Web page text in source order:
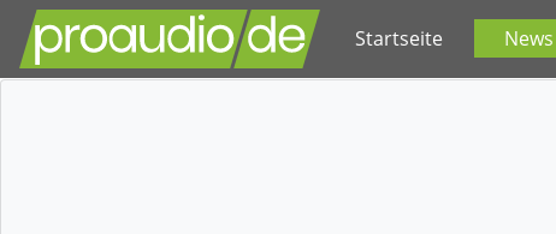
Startseite News